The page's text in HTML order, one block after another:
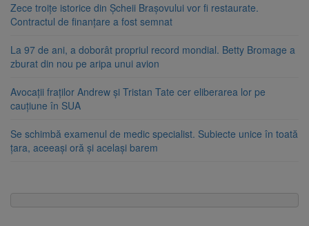
Zece troițe istorice din Șcheii Brașovului vor fi restaurate.
Contractul de finanțare a fost semnat
La 97 de ani, a doborât propriul record mondial. Betty Bromage a
zburat din nou pe aripa unui avion
Avocații fraților Andrew și Tristan Tate cer eliberarea lor pe
cauțiune în SUA
Se schimbă examenul de medic specialist. Subiecte unice în toată
țara, aceeași oră și același barem